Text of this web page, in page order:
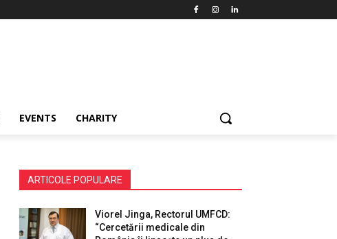
EVENTS CHARITY
ARTICOLE POPULARE
Viorel Jinga, Rectorul UMFCD:
“Cercetării medicale din